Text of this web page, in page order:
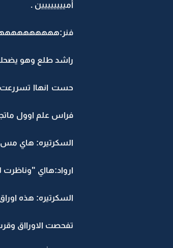
أميييييييين .
فنر:ههههههههههه
راشد طلع وهو يضحك
حست انهاا تسررعت
فراس علم اوول
السكرتيره: هاي
ارواد:هااي "وناظرت
السكرتيره: هذه
تفحصت الاورااق